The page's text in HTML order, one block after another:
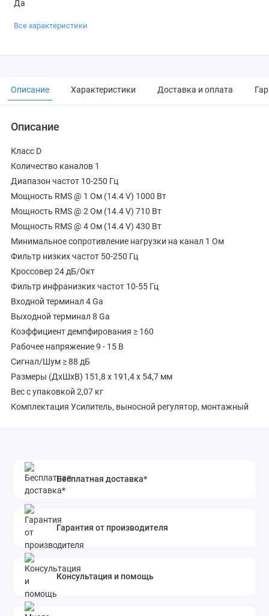
Да
Все характеристики
Описание Характеристики Доставка и оплата
Описание
Класс D
Количество каналов 1
Диапазон частот 10-250 Гц
Мощность RMS @ 1 Ом (14.4 V) 1000 Вт
Мощность RMS @ 2 Ом (14.4 V) 710 Вт
Мощность RMS @ 4 Ом (14.4 V) 430 Вт
Минимальное сопротивление нагрузки на канал 1 Ом
Фильтр низких частот 50-250 Гц
Кроссовер 24 дБ/Окт
Фильтр инфранизких частот 10-55 Гц
Входной терминал 4 Ga
Выходной терминал 8 Ga
Коэффициент демпфирования ≥ 160
Рабочее напряжение 9 - 15 В
Сигнал/Шум ≥ 88 дБ
Размеры (ДxШxВ) 151,8 x 191,4 x 54,7 мм
Вес с упаковкой 2,07 кг
Комплектация Усилитель, выносной регулятор, монтажный
Бесплатная доставка*
Гарантия от производителя
Консультация и помощь